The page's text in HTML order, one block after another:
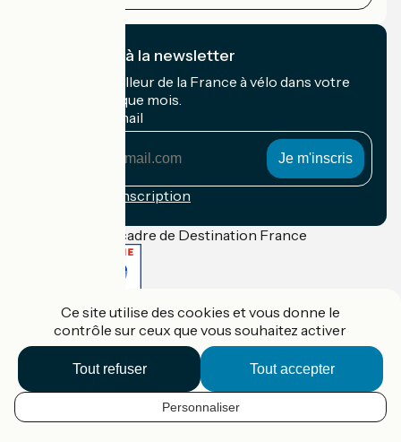
FR
Je m'abonne à la newsletter
Recevez le meilleur de la France à vélo dans votre
boîte mail chaque mois.
Mon adresse mail
Conditions d'inscription
Financé dans le cadre de Destination France
Accueil Vélo Pro
Contact
Mentions légales
Confidentialité
Contact
Réalisation :
et France Vélo Tourisme
Ce site utilise des cookies et vous donne le
contrôle sur ceux que vous souhaitez activer
Tout accepter
Tout refuser
Personnaliser